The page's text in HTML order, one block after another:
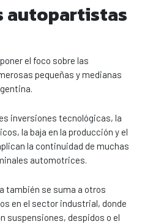
autopartistas
el foco sobre las
pequeñas y medianas
inversiones tecnológicas, la
la baja en la producción y el
la continuidad de muchas
automotrices.
también se suma a otros
en el sector industrial, donde
suspensiones, despidos o el